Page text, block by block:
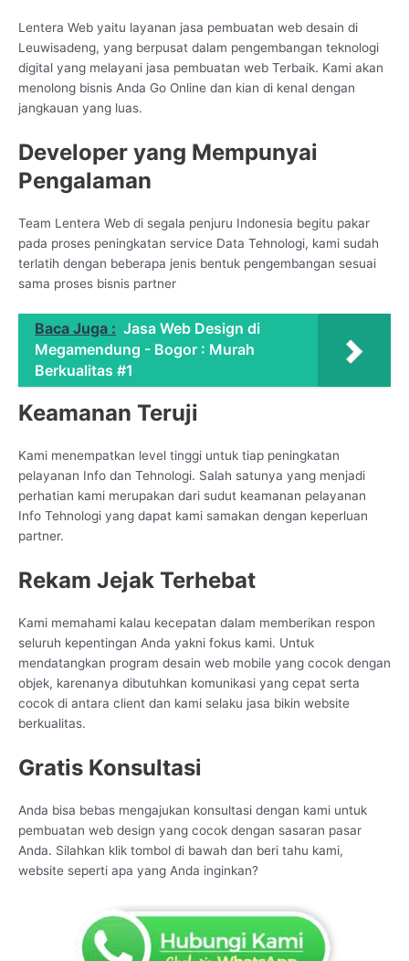
Lentera Web yaitu layanan jasa pembuatan web desain di
Leuwisadeng, yang berpusat dalam pengembangan teknologi
digital yang melayani jasa pembuatan web Terbaik. Kami akan
menolong bisnis Anda Go Online dan kian di kenal dengan
jangkauan yang luas.
Developer yang Mempunyai
Pengalaman
Team Lentera Web di segala penjuru Indonesia begitu pakar
pada proses peningkatan service Data Tehnologi, kami sudah
terlatih dengan beberapa jenis bentuk pengembangan sesuai
sama proses bisnis partner
Baca Juga : Jasa Web Design di
Megamendung - Bogor : Murah
Berkualitas #1
Keamanan Teruji
Kami menempatkan level tinggi untuk tiap peningkatan
pelayanan Info dan Tehnologi. Salah satunya yang menjadi
perhatian kami merupakan dari sudut keamanan pelayanan
Info Tehnologi yang dapat kami samakan dengan keperluan
partner.
Rekam Jejak Terhebat
Kami memahami kalau kecepatan dalam memberikan respon
seluruh kepentingan Anda yakni fokus kami. Untuk
mendatangkan program desain web mobile yang cocok dengan
objek, karenanya dibutuhkan komunikasi yang cepat serta
cocok di antara client dan kami selaku jasa bikin website
berkualitas.
Gratis Konsultasi
Anda bisa bebas mengajukan konsultasi dengan kami untuk
pembuatan web design yang cocok dengan sasaran pasar
Anda. Silahkan klik tombol di bawah dan beri tahu kami,
website seperti apa yang Anda inginkan?